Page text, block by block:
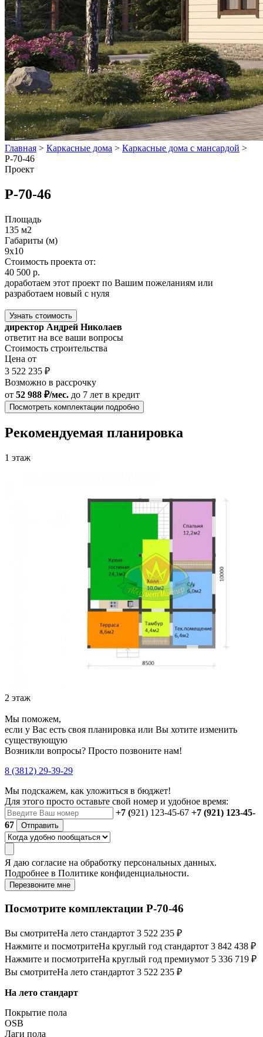
Главная > Каркасные дома > Каркасные дома с мансардой >
Р-70-46
Проект
Р-70-46
Площадь
135 м2
Габариты (м)
9x10
Стоимость проекта от:
40 500 р.
доработаем этот проект по Вашим пожеланиям или
разработаем новый с нуля
Узнать стоимость
директор Андрей Николаев
ответит на все ваши вопросы
Стоимость строительства
Цена от
3 522 235 ₽
Возможно в рассрочку
от 52 988 ₽/мес. до 7 лет в кредит
Посмотреть комплектации подробно
Рекомендуемая планировка
1 этаж
2 этаж
Мы поможем,
если у Вас есть своя планировка или Вы хотите изменить
существующую
Возникли вопросы? Просто позвоните нам!
8 (3812) 29-39-29
Мы подскажем, как уложиться в бюджет!
Для этого просто оставьте свой номер и удобное время:
+7 (921) 123-45-67 +7 (921) 123-45-
67
Отправить
Я даю согласие на обработку персональных данных.
Подробнее в Политике конфиденциальности.
Перезвоните мне
Посмотрите комплектации Р-70-46
Вы смотритеНа лето стандартот 3 522 235 ₽
Нажмите и посмотритеНа круглый год стандартот 3 842 438 ₽
Нажмите и посмотритеНа круглый год премиумот 5 336 719 ₽
Вы смотритеНа лето стандартот 3 522 235 ₽
На лето стандарт
Покрытие пола
OSB
Лаги пола